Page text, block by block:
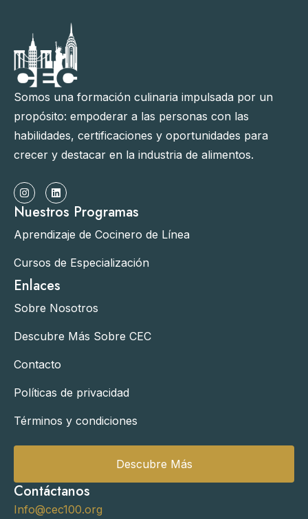
Somos una formación culinaria impulsada por un
propósito: empoderar a las personas con las
habilidades, certificaciones y oportunidades para
crecer y destacar en la industria de alimentos.
Nuestros Programas
Aprendizaje de Cocinero de Línea
Cursos de Especialización
Enlaces
Sobre Nosotros
Descubre Más Sobre CEC
Contacto
Políticas de privacidad
Términos y condiciones
Descubre Más
Contáctanos
Info@cec100.org